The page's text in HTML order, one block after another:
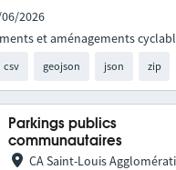
2026
csv geojson json zip
et aménagements
Parkings publics
communautaires
CA Saint-Louis